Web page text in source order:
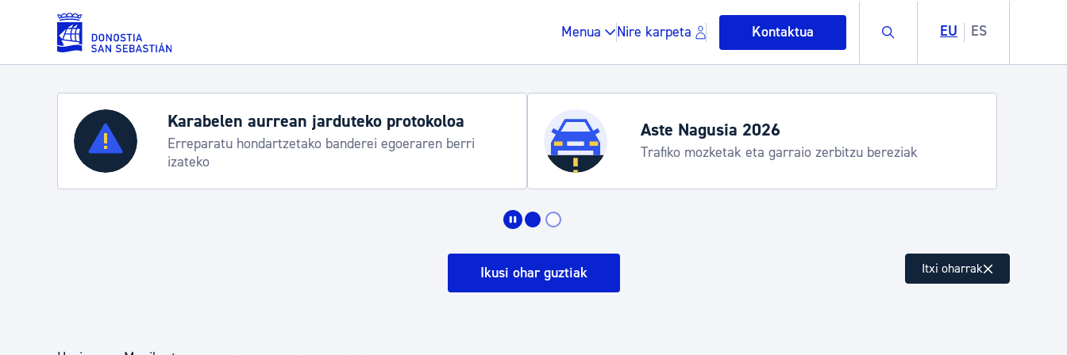
Eduki nagusira joan
Menua Nire karpeta Kontaktua Buscar EU ES
Zerbitzuak
Errolda eta gai pertsonalak
Gune publikoa, hondakinak eta ingurumena
Karabelen aurrean jarduteko protokoloa
Erreparatu hondartzetako banderei egoeraren berri
izateko
Aste Nagusia 2026
Trafiko mozketak eta garraio zerbitzu bereziak
Ikusi ohar guztiak Itxi oharrak